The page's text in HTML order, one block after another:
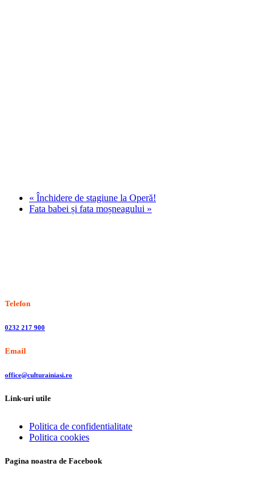
« Închidere de stagiune la Operă!
Fata babei și fata moșneagului »
Telefon
0232 217 900
Email
office@culturainiasi.ro
Link-uri utile
Politica de confidentialitate
Politica cookies
Pagina noastra de Facebook